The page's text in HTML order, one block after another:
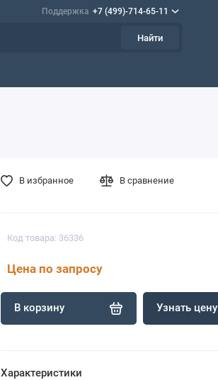
Поддержка +7 (499)-714-65-11
Найти
Код товара: 36336
Цена по запросу
В корзину Узнать цену
В избранное В сравнение
Характеристики